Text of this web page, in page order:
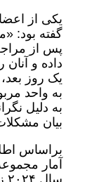
یکی از
گفته بود:
پس از
داده و آنان
یک روز
به واحد
به دلیل
بیان
براساس
آمار